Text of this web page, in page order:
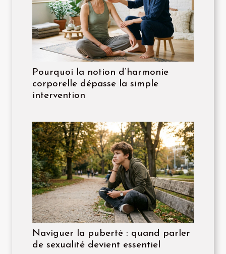
Pourquoi la notion d’harmonie
corporelle dépasse la simple
intervention
Naviguer la puberté : quand parler
de sexualité devient essentiel